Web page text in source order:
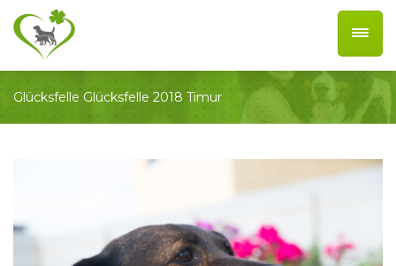
Glücksfelle Glücksfelle 2018 Timur